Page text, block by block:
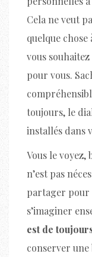
Cela ne veut
quelque
vous
pour vous.
toujours, le
installés dans
Vous le voyez,
n’est pas
partager pour
s’imaginer
est de
conserver une